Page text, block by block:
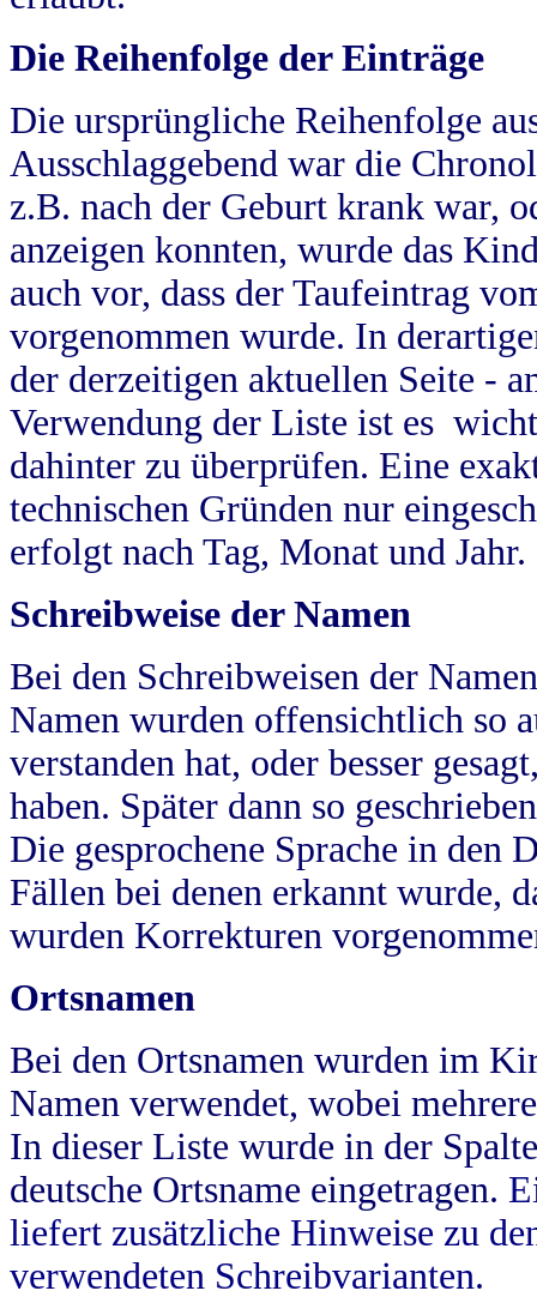
Die Reihenfolge der Einträge
Die ursprüngliche Reihenfolge
Ausschlaggebend war die
z.B. nach der Geburt krank war,
anzeigen konnten, wurde das
auch vor, dass der Taufeintrag
vorgenommen wurde. In
der derzeitigen aktuellen Seite -
Verwendung der Liste ist es
dahinter zu überprüfen. Eine
technischen Gründen nur
erfolgt nach Tag, Monat und Jahr.
Schreibweise der Namen
Bei den Schreibweisen der
Namen wurden offensichtlich so
verstanden hat, oder besser
haben. Später dann so
Die gesprochene Sprache in
Fällen bei denen erkannt wurde,
wurden Korrekturen
Ortsnamen
Bei den Ortsnamen wurden im
Namen verwendet, wobei
In dieser Liste wurde in der
deutsche Ortsname eingetragen.
liefert zusätzliche Hinweise zu
verwendeten Schreibvarianten.